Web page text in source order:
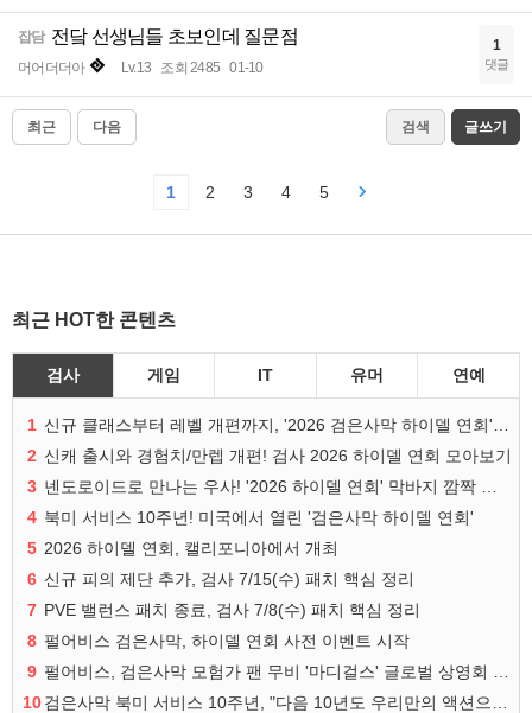
잡담 전닼 선생님들 초보인데 질문점
머어더더아 Lv.13 조회 2485 01-10
1
댓글
최근 다음 검색 글쓰기
1 2 3 4 5
최근 HOT한 콘텐츠
검사 게임 IT 유머 연예
1
2 신캐 출시와 경험치/만렙 개편! 검사 2026 하이델 연회 모아보기
3
4 북미 서비스 10주년! 미국에서 열린 '검은사막 하이델 연회'
5 2026 하이델 연회, 캘리포니아에서 개최
6 신규 피의 제단 추가, 검사 7/15(수) 패치 핵심 정리
7 PVE 밸런스 패치 종료, 검사 7/8(수) 패치 핵심 정리
8 펄어비스 검은사막, 하이델 연회 사전 이벤트 시작
9
10